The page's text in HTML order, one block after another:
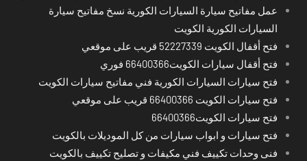
عمل مفاتيح سيارة السيارات الكورية نسخ مفاتيح سيارة
السيارات الكورية الكويت
فتح أقفال الكويت 52227339 قريب على موقعي
فتح أقفال سيارات الكويت66400366 فوري
فتح سيارات السيارات الكورية فني مفاتيح سيارات الكويت
فتح سيارات الكويت 66400366 قريب على موقعي
فتح سيارات الكويت66400366
فتح سيارات و ابواب سيارات من كل الموديلات بالكويت
فنى وحدات تكييف فني مكيفات و تصليح تكييف بالكويت